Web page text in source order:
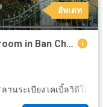
อัพเดท
House for rent 3 bedroom 2 bathroom in Ban Chang Rayong
·ลานระเบียง·เคเบิ้ลวิดีโอ